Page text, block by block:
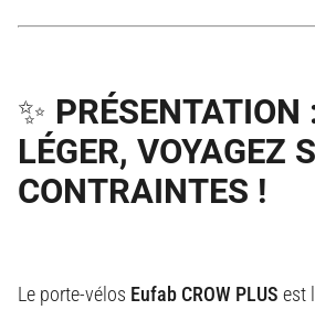
✨ PRÉSENTATION
LÉGER, VOYAGEZ
CONTRAINTES !
Le porte-vélos Eufab CROW PLUS est